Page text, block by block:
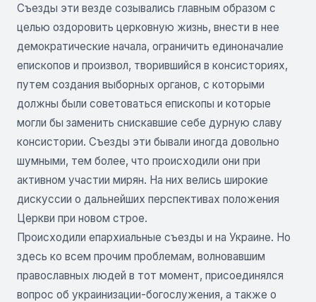
Съезды эти везде созывались главным образом с
целью оздоровить церковную жизнь, внести в нее
демократические начала, ограничить единоначалие
епископов и произвол, творившийся в консисториях,
путем создания выборных органов, с которыми
должны были советоваться епископы и которые
могли бы заменить снискавшие себе дурную славу
консистории. Съезды эти бывали иногда довольно
шумными, тем более, что происходили они при
активном участии мирян. На них велись широкие
дискуссии о дальнейших перспективах положения
Церкви при новом строе.
Происходили епархиальные съезды и на Украине. Но
здесь ко всем прочим проблемам, волновавшим
православных людей в тот момент, присоединялся
вопрос об украинизации-богослужения, а также о